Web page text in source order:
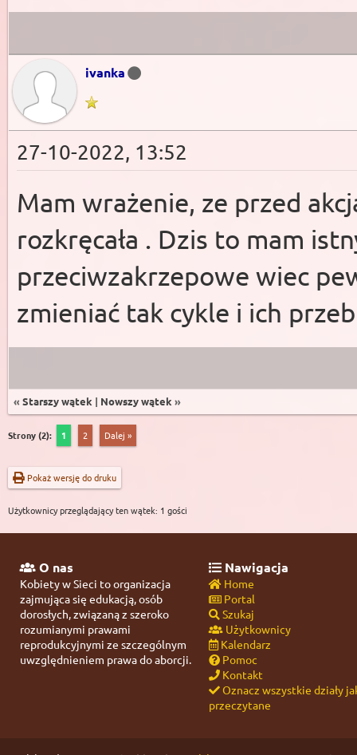
ivanka
27-10-2022, 13:52
Mam wrażenie, ze przed
rozkręcała . Dzis to mam
przeciwzakrzepowe wiec
zmieniać tak cykle i ich
« Starszy wątek | Nowszy wątek »
Strony (2): 1 2 Dalej »
Pokaż wersję do druku
Użytkownicy przeglądający ten wątek: 1 gości
O nas
Kobiety w Sieci to organizacja
zajmująca się edukacją, osób
dorosłych, związaną z szeroko
rozumianymi prawami
reprodukcyjnymi ze szczególnym
uwzględnieniem prawa do aborcji.
Nawigacja
Home
Portal
Szukaj
Użytkownicy
Kalendarz
Pomoc
Kontakt
Oznacz wszystkie działy
przeczytane